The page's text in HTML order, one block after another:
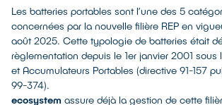
Les batteries portables sont l’une des 5
concernées par la nouvelle filière REP en
août 2025. Cette typologie de batteries était
règlementation depuis le 1er janvier 2001 sous
et Accumulateurs Portables (directive 91-157
99-374).
ecosystem assure déjà la gestion de cette